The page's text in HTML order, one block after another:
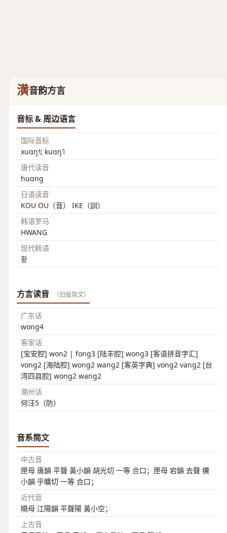
潢音韵方言
音标 & 周边语言
国际音标
xuɑŋ˧˥; kuɑŋ˥
唐代读音
huɑng
日语读音
KOU OU（音） IKE（訓）
韩语罗马
HWANG
现代韩语
황
方言读音 （旧版简文）
广东话
wong4
客家话
[宝安腔] won2 | fong3 [陆丰腔] wong3 [客语拼音字汇]
vong2 [海陆腔] wong2 wang2 [客英字典] vong2 vang2 [台
湾四县腔] wong2 wang2
潮州话
何汪5（防）
音系简文
中古音
匣母 唐韻 平聲 黃小韻 胡光切 一等 合口；匣母 宕韻 去聲 攩
小韻 乎曠切 一等 合口；
近代音
曉母 江陽韻 平聲陽 黃小空；
上古音